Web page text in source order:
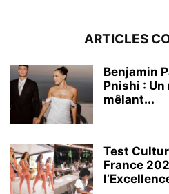
ARTICLES
Benjamin
Pnishi :
mêlant...
Test
France